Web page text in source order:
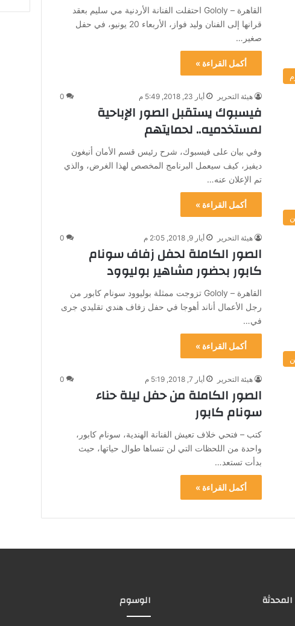
القاهرة – Gololy احتفلت الفنانة الأردنية مي سليم بعقد
قرانها إلى الفنان وليد فواز، الأربعاء 20 يونيو، في حفل
صغير…
أكمل القراءة »
هيئة التحرير أيار 23, 2018, 5:49 م 0
فيسبوك يستقبل الصور الإباحية
لمستخدميه.. لحمايتهم
وفي بيان على فيسبوك، شرح رئيس قسم الأمان أنيغون
ديفيز، كيف سيعمل البرنامج المخصص لهذا الغرض، والذي
تم الإعلان عنه…
أكمل القراءة »
هيئة التحرير أيار 9, 2018, 2:05 م 0
الصور الكاملة لحفل زفاف سونام
كابور بحضور مشاهير بوليوود
القاهرة – Gololy تزوجت ممثلة بوليوود سونام كابور من
رجل الأعمال أناند أهوجا في حفل زفاف هندي تقليدي جرى
في…
أكمل القراءة »
هيئة التحرير أيار 7, 2018, 5:19 م 0
الصور الكاملة من حفل ليلة حناء
سونام كابور
كتب – فتحي خلاف تعيش الفنانة الهندية، سونام كابور،
واحدة من اللحظات التي لن تنساها طوال حياتها، حيث
بدأت تستعد…
أكمل القراءة »
المحدثة الوسوم